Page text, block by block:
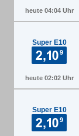
heute 04:04 Uhr
Super E10
heute 02:02 Uhr
Super E10